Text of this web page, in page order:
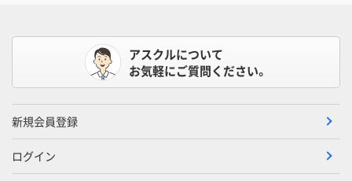
アスクルについて
お気軽にご質問ください。
新規会員登録
ログイン